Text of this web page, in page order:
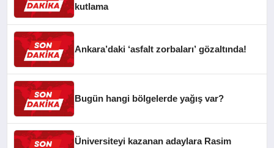
kutlama
Ankara’daki ‘asfalt zorbaları’ gözaltında!
Bugün hangi bölgelerde yağış var?
Üniversiteyi kazanan adaylara Rasim